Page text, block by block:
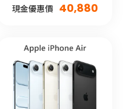
現金優惠價 40,880